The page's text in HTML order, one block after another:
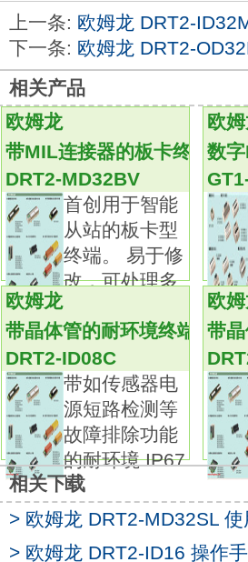
触点(2NC/1NO＋3NC)。
导管尺寸：G1/2。
6触点电磁锁定安全门开关
小型电磁锁定安全门开关
OD32ML
一触式拆装的2种接线方式，
内置开关种类丰富，适用于
4触点、 5触点、6触点)。
锁定强度为令人放心的
无需取下头部便可改变钥匙
大幅减少螺线管电流，有助
滑动钥匙单元 D4SL-
使用闭锁钥匙可防止被关在
可将D4SL-N轻松安装于边
材质为树脂，最适于轻量门
一般型(金属)。
接线方式：端子台。
螺线管电压/指示灯类型：
锁定/释放方式：机械锁定/电
接点构成(门开闭检测开关＋
触点(2NC＋1NC/1NO)门监
串。
上一条: 欧姆龙 DRT2-
下一条: 欧姆龙 DRT2-
相关产品
欧姆龙
带MIL连接器的板卡终端
DRT2-MD32BV
首创用于智能
从站的板卡型
终端。 易于修
改，可处理多
欧
数
欧姆龙
带晶体管的耐环境终端（高
DRT2-ID08C
带如传感器电
源短路检测等
故障排除功能
的耐环境 IP67
I
欧
带
相关下载
> 欧姆龙 DRT2-MD32SL
> 欧姆龙 DRT2-ID16 操作